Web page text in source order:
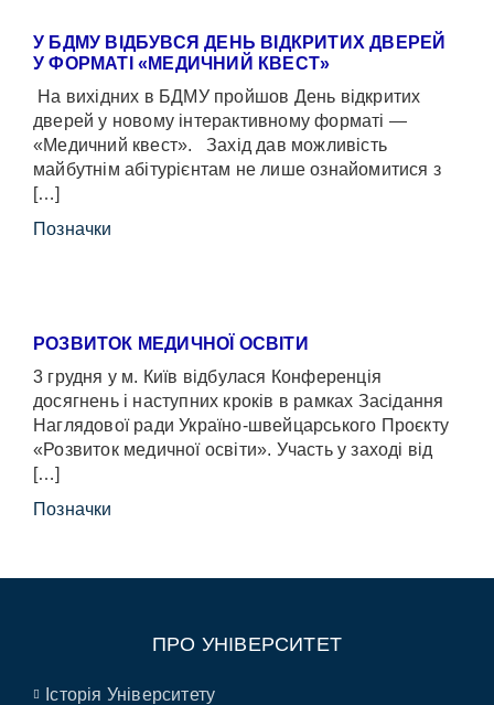
У БДМУ ВІДБУВСЯ ДЕНЬ ВІДКРИТИХ ДВЕРЕЙ
У ФОРМАТІ «МЕДИЧНИЙ КВЕСТ»
На вихідних в БДМУ пройшов День відкритих
дверей у новому інтерактивному форматі —
«Медичний квест». Захід дав можливість
майбутнім абітурієнтам не лише ознайомитися з
[…]
Позначки
РОЗВИТОК МЕДИЧНОЇ ОСВІТИ
3 грудня у м. Київ відбулася Конференція
досягнень і наступних кроків в рамках Засідання
Наглядової ради Україно-швейцарського Проєкту
«Розвиток медичної освіти». Участь у заході від
[…]
Позначки
ПРО УНІВЕРСИТЕТ
Історія Університету